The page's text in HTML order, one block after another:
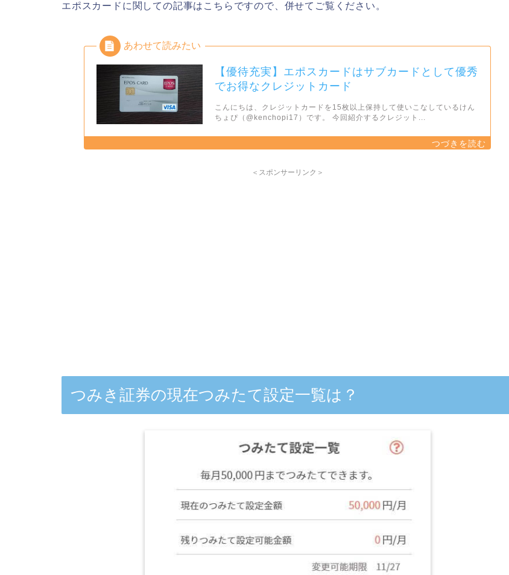
エポスカードに関しての記事はこちらですので、併せてご覧ください。
【優待充実】エポスカードはサブカードとして優秀
でお得なクレジットカード
こんにちは、クレジットカードを15枚以上保持して使いこなしているけん
ちょぴ（@kenchopi17）です。 今回紹介するクレジット...
＜スポンサーリンク＞
つみき証券の現在つみたて設定一覧は？